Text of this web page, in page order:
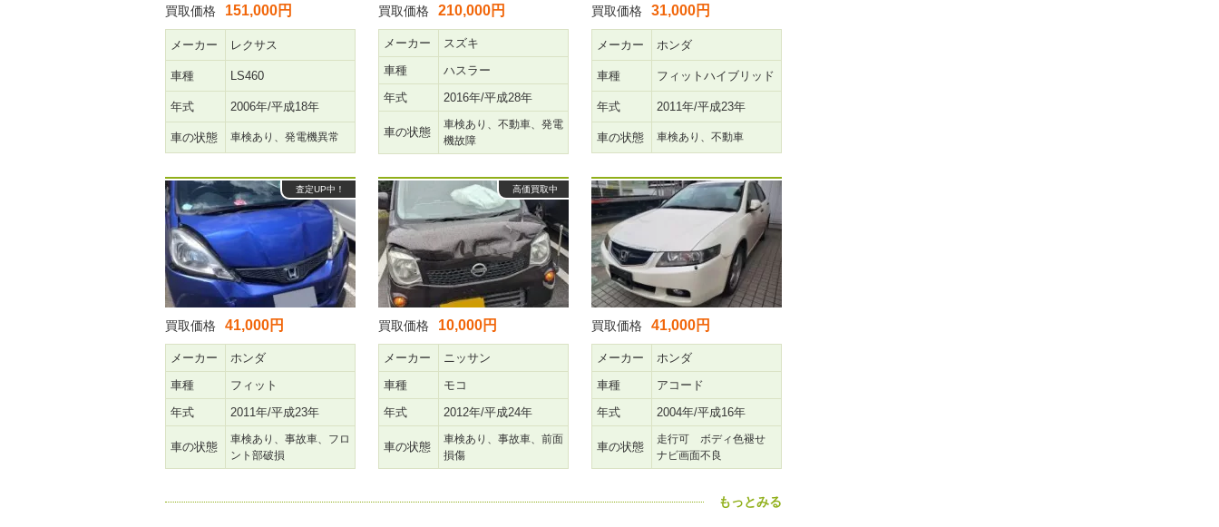
買取価格 151,000円
メーカー レクサス
車種 LS460
年式 2006年/平成18年
車の状態 車検あり、発電機異常
買取価格 210,000円
メーカー
スズキ
車種
ハスラー
年式
2016年/平成28年
車の状態
車検あり、不動車、発電
機故障
買取価格 31,000円
メーカー ホンダ
車種 フィットハイブリッド
年式 2011年/平成23年
車の状態 車検あり、不動車
査定UP中！
買取価格 41,000円
メーカー
ホンダ
車種
フィット
年式
2011年/平成23年
車の状態
車検あり、事故車、フロ
ント部破損
高価買取中
買取価格 10,000円
メーカー
ニッサン
車種
モコ
年式
2012年/平成24年
車の状態
車検あり、事故車、前面
損傷
買取価格 41,000円
メーカー
ホンダ
車種
アコード
年式
2004年/平成16年
車の状態
走行可 ボディ色褪せ
ナビ画面不良
もっとみる